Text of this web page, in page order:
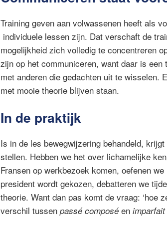
Training geven aan volwassenen heeft als
individuele lessen zijn. Dat verschaft de
mogelijkheid zich volledig te concentreren
zijn op het communiceren, want daar is
met anderen die gedachten uit te wisselen.
met mooie theorie blijven staan.
In de praktijk
Is in de les bewegwijzering behandeld,
stellen. Hebben we het over lichamelijke
Fransen op werkbezoek komen, oefenen
president wordt gekozen, debatteren we
theorie. Want dan pas komt de vraag: ‘hoe
verschil tussenpassé composéen